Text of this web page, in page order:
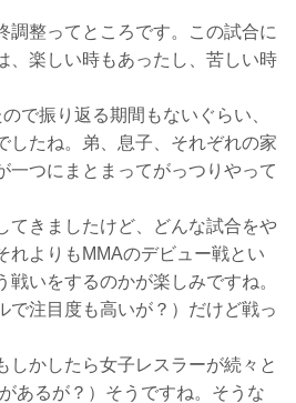
調整ってところです。この試合に
、楽しい時もあったし、苦しい時
で振り返る期間もないぐらい、
したね。弟、息子、それぞれの家
一つにまとまってがっつりやって
てきましたけど、どんな試合をや
れよりもMMAのデビュー戦とい
戦いをするのかが楽しみですね。
で注目度も高いが？）だけど戦っ
しかしたら女子レスラーが続々と
あるが？）そうですね。そうな